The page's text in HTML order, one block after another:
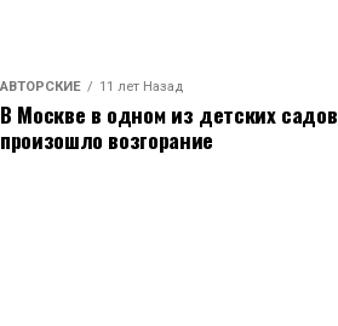
АВТОРСКИЕ 11 лет Назад
В Москве в одном из детских садов
произошло возгорание